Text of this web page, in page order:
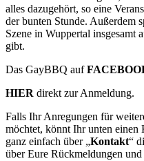
alles dazugehört, so eine
der bunten Stunde. Außerdem
Szene in Wuppertal insgesamt
gibt.
Das GayBBQ auf
HIER direkt zur Anmeldung.
Falls Ihr Anregungen für
möchtet, könnt Ihr unten einen
ganz einfach über „Kontakt“
über Eure Rückmeldungen